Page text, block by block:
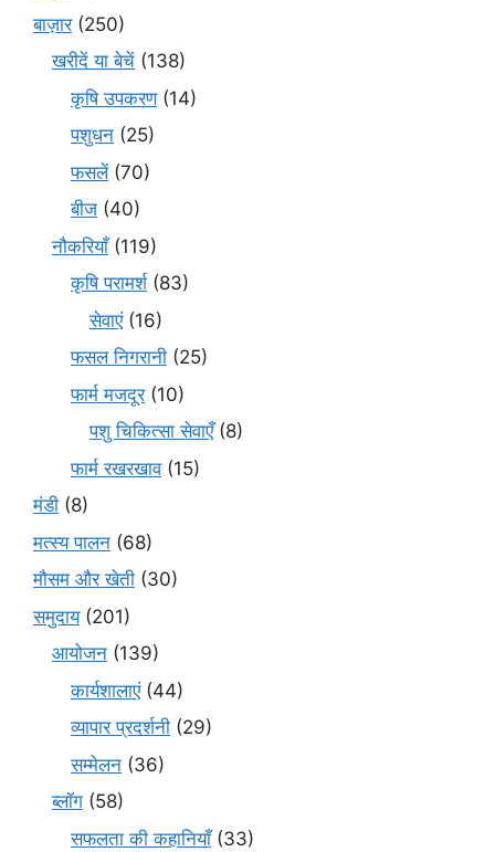
बाज़ार(250)
खरीदें या बेचें (138)
कृषि उपकरण(14)
पशुधन (25)
फसलें(70)
बीज (40)
नौकरियाँ(119)
कृषि परामर्श(83)
सेवाएं(16)
फसल निगरानी (25)
फार्म मजदूर(10)
पशु चिकित्सा सेवाएँ(8)
फार्म रखरखाव(15)
मंडी (8)
मत्स्य पालन (68)
मौसम और खेती (30)
समुदाय(201)
आयोजन (139)
कार्यशालाएं(44)
व्यापार प्रदर्शनी (29)
सम्मेलन (36)
ब्लॉग (58)
सफलता की कहानियाँ(33)